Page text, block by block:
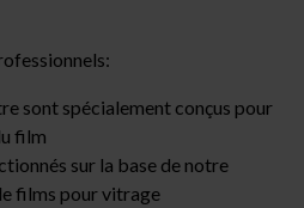
sont spécialement conçus pour
film
sur la base de notre
films pour vitrage